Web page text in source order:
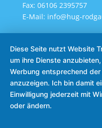
Fax: 06106 2395757
E-Mail: info@hug-
© Haus & Grund
Realisierung :
Diese Seite nutzt Website
um ihre Dienste
Werbung entsprechend
anzuzeigen. Ich bin damit
Einwilligung jederzeit mit
oder ändern.